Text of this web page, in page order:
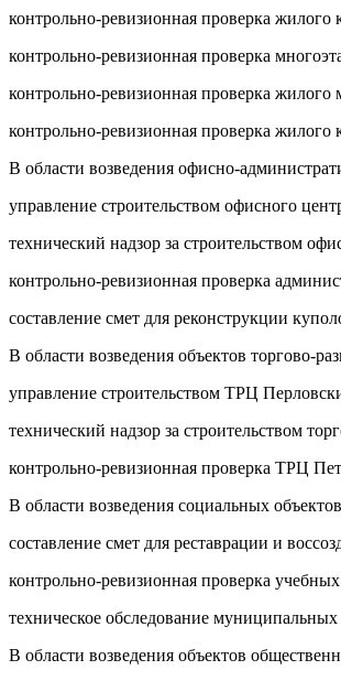
контрольно-ревизионная проверка
контрольно-ревизионная проверка
контрольно-ревизионная проверка жилого
контрольно-ревизионная проверка
В области возведения офисно-
управление строительством офисного
технический надзор за строительством
контрольно-ревизионная проверка
составление смет для реконструкции
В области возведения объектов торгово-
управление строительством ТРЦ
технический надзор за строительством
контрольно-ревизионная проверка ТРЦ
В области возведения социальных
составление смет для реставрации и
контрольно-ревизионная проверка
техническое обследование
В области возведения объектов